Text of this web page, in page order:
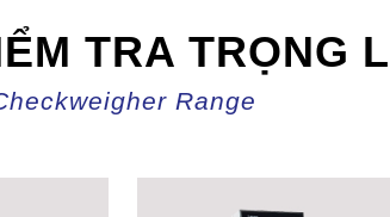
TRA TRỌNG
Range